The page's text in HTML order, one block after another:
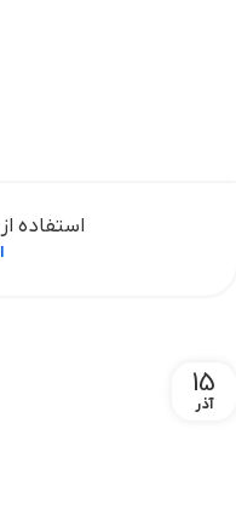
استفاده از
15
آذر